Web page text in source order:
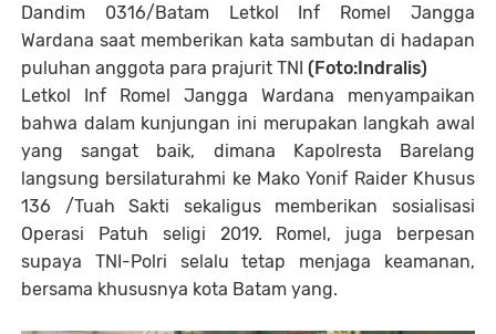
Dandim 0316/Batam Letkol Inf Romel Jangga
Wardana saat memberikan kata sambutan di hadapan
puluhan anggota para prajurit TNI (Foto:Indralis)
Letkol Inf Romel Jangga Wardana menyampaikan
bahwa dalam kunjungan ini merupakan langkah awal
yang sangat baik, dimana Kapolresta Barelang
langsung bersilaturahmi ke Mako Yonif Raider Khusus
136 /Tuah Sakti sekaligus memberikan sosialisasi
Operasi Patuh seligi 2019. Romel, juga berpesan
supaya TNI-Polri selalu tetap menjaga keamanan,
bersama khususnya kota Batam yang.